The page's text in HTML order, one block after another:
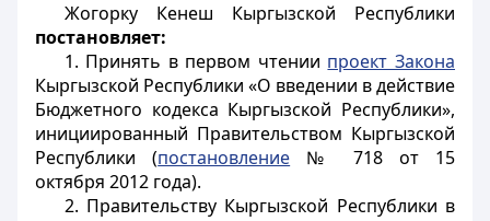
Жогорку Кенеш Кыргызской Республики
постановляет:
1. Принять в первом чтении проект Закона
Кыргызской Республики «О введении в действие
Бюджетного кодекса Кыргызской Республики»,
инициированный Правительством Кыргызской
Республики (постановление № 718 от 15
октября 2012 года).
2. Правительству Кыргызской Республики в